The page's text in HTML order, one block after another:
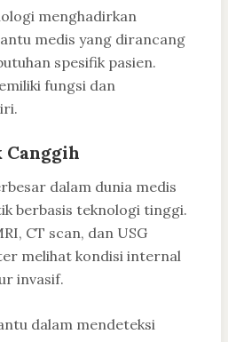
menghadirkan
medis yang dirancang
spesifik pasien.
fungsi dan
dalam dunia medis
berbasis teknologi tinggi.
CT scan, dan USG
melihat kondisi internal
invasif.
dalam mendeteksi